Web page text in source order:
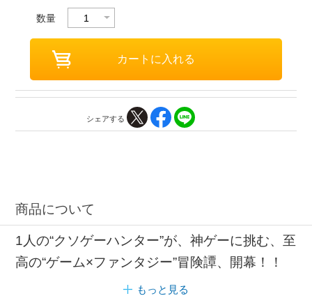
数量
シェアする
商品について
1人の“クソゲーハンター”が、神ゲーに挑む、至
高の“ゲーム×ファンタジー”冒険譚、開幕！！
もっと見る